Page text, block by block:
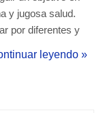
y jugosa salud.
por diferentes y
lesionarse. Se
leyendo »